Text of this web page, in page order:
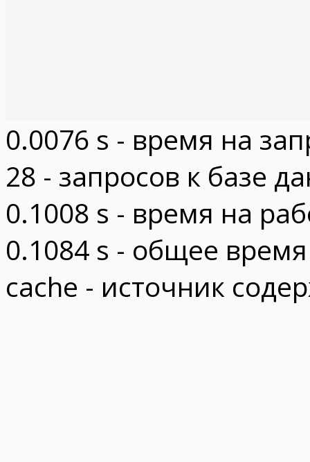
0.0076 s - время на
28 - запросов к базе
0.1008 s - время на
0.1084 s - общее
cache - источник